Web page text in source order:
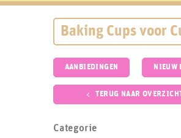
Baking Cups voor
AANBIEDINGEN NIEUW
TERUG NAAR
Categorie